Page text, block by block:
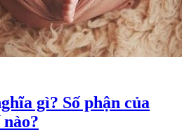
gì? Số phận của